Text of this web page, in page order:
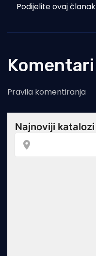
Podijelite ovaj članak
Komentari
Pravila komentiranja